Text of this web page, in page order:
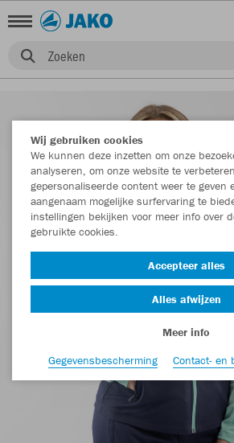
Zoeken
Wij gebruiken cookies
We kunnen deze inzetten om onze
analyseren, om onze website te
gepersonaliseerde content weer te geven
aangenaam mogelijke surfervaring te
instellingen bekijken voor meer info over
gebruikte cookies.
Accepteer alles
Alles afwijzen
Meer info
Gegevensbescherming
Contact- en